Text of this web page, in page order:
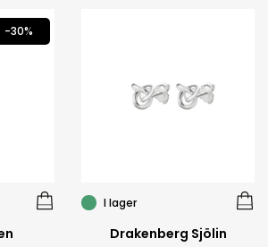
-30%
I lager
Drakenberg Sjölin